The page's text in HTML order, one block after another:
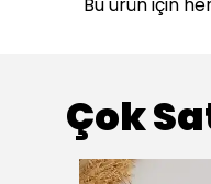
Çok